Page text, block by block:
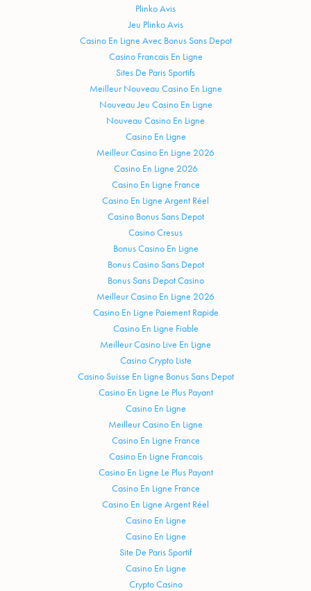
Plinko Avis
Jeu Plinko Avis
Casino En Ligne Avec Bonus Sans Depot
Casino Francais En Ligne
Sites De Paris Sportifs
Meilleur Nouveau Casino En Ligne
Nouveau Jeu Casino En Ligne
Nouveau Casino En Ligne
Casino En Ligne
Meilleur Casino En Ligne 2026
Casino En Ligne 2026
Casino En Ligne France
Casino En Ligne Argent Réel
Casino Bonus Sans Depot
Casino Cresus
Bonus Casino En Ligne
Bonus Casino Sans Depot
Bonus Sans Depot Casino
Meilleur Casino En Ligne 2026
Casino En Ligne Paiement Rapide
Casino En Ligne Fiable
Meilleur Casino Live En Ligne
Casino Crypto Liste
Casino Suisse En Ligne Bonus Sans Depot
Casino En Ligne Le Plus Payant
Casino En Ligne
Meilleur Casino En Ligne
Casino En Ligne France
Casino En Ligne Francais
Casino En Ligne Le Plus Payant
Casino En Ligne France
Casino En Ligne Argent Réel
Casino En Ligne
Casino En Ligne
Site De Paris Sportif
Casino En Ligne
Crypto Casino